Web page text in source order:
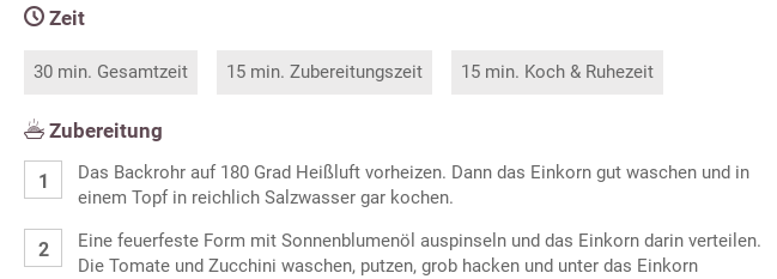
Zeit
30 min. Gesamtzeit 15 min. Zubereitungszeit 15 min. Koch & Ruhezeit
Zubereitung
Das Backrohr auf 180 Grad Heißluft vorheizen. Dann das Einkorn gut waschen und in
einem Topf in reichlich Salzwasser gar kochen.
Eine feuerfeste Form mit Sonnenblumenöl auspinseln und das Einkorn darin verteilen.
Die Tomate und Zucchini waschen, putzen, grob hacken und unter das Einkorn